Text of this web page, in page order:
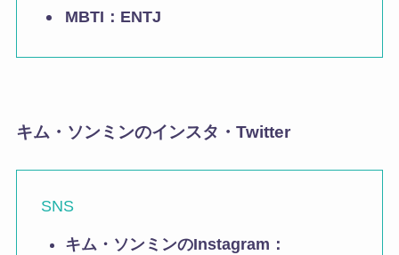
MBTI：ENTJ
キム・ソンミンのインスタ・Twitter
SNS
キム・ソンミンのInstagram：